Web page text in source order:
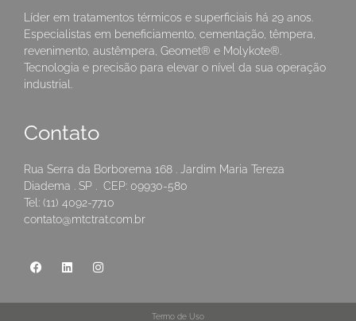
Líder em tratamentos térmicos e superficiais há 29 anos.
Especialistas em beneficiamento, cementação, têmpera,
revenimento, austêmpera, Geomet® e Molykote®.
Tecnologia e precisão para elevar o nível da sua operação
industrial.
Contato
Rua Serra da Borborema 168 . Jardim Maria Tereza
Diadema . SP . CEP: 09930-580
Tel: (11) 4092-7710
contato@mtctrat.com.br
Termo de Uso